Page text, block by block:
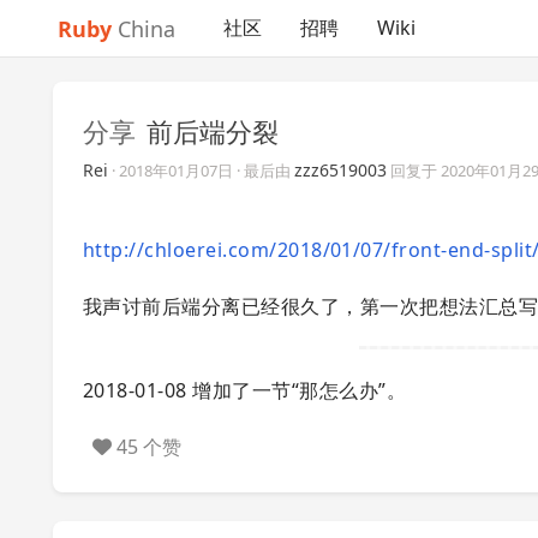
Ruby China 社区 招聘 Wiki
分享 前后端分裂
Rei ·2018年01月07日 · 最后由 zzz6519003 回复于2020年01月
http://chloerei.com/2018/01/07/front-end-split/
我声讨前后端分离已经很久了，第一次把想法汇总写
2018-01-08 增加了一节“那怎么办”。
45 个赞